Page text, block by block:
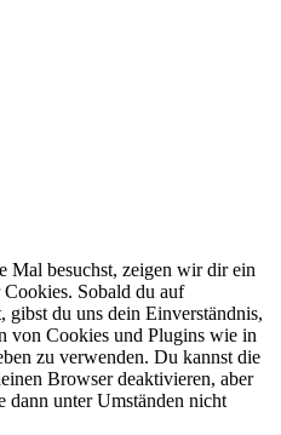
Mal besuchst, zeigen wir dir ein
Sobald du auf
gibst du uns dein Einverständnis,
von Cookies und Plugins wie in
zu verwenden. Du kannst die
Browser deaktivieren, aber
dann unter Umständen nicht